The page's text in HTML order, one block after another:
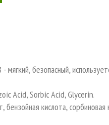
мягкий, безопасный,
Acid, Sorbic Acid, Glycerin.
бензойная кислота, сорбиновая